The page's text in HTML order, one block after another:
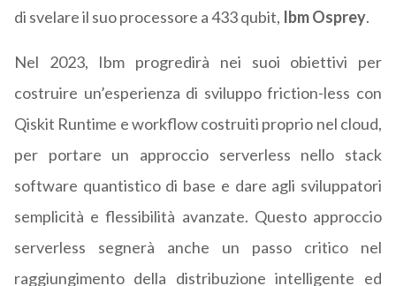
di svelare il suo processore a 433 qubit, Ibm Osprey.
Nel 2023, Ibm progredirà nei suoi obiettivi per
costruire un’esperienza di sviluppo friction-less con
Qiskit Runtime e workflow costruiti proprio nel cloud,
per portare un approccio serverless nello stack
software quantistico di base e dare agli sviluppatori
semplicità e flessibilità avanzate. Questo approccio
serverless segnerà anche un passo critico nel
raggiungimento della distribuzione intelligente ed